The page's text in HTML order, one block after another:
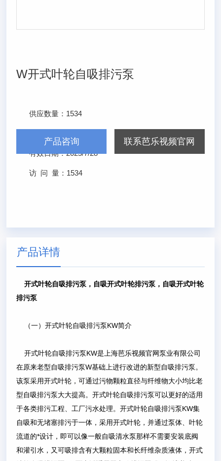
W开式叶轮自吸排污泵
供应数量： 1534
有效日期：2025/7/28
访 问 量： 1534
产品咨询 联系芭乐视频官网
产品详情
开式叶轮自吸排污泵，自吸开式叶轮排污泵，自吸开式叶轮
排污泵
（一）开式叶轮自吸排污泵KW简介
开式叶轮自吸排污泵KW是上海芭乐视频官网泵业有限公司
在原来老型自吸排污泵W基础上进行改进的新型自吸排污泵。
该泵采用开式叶轮，可通过污物颗粒直径与纤维物大小均比老
型自吸排污泵大大提高。开式叶轮自吸排污泵可以更好的适用
于各类排污工程、工厂污水处理。开式叶轮自吸排污泵KW集
自吸和无堵塞排污于一体，采用开式叶轮，并通过泵体、叶轮
流道的*设计，即可以像一般自吸清水泵那样不需要安装底阀
和灌引水，又可吸排含有大颗粒固本和长纤维杂质液体，开式